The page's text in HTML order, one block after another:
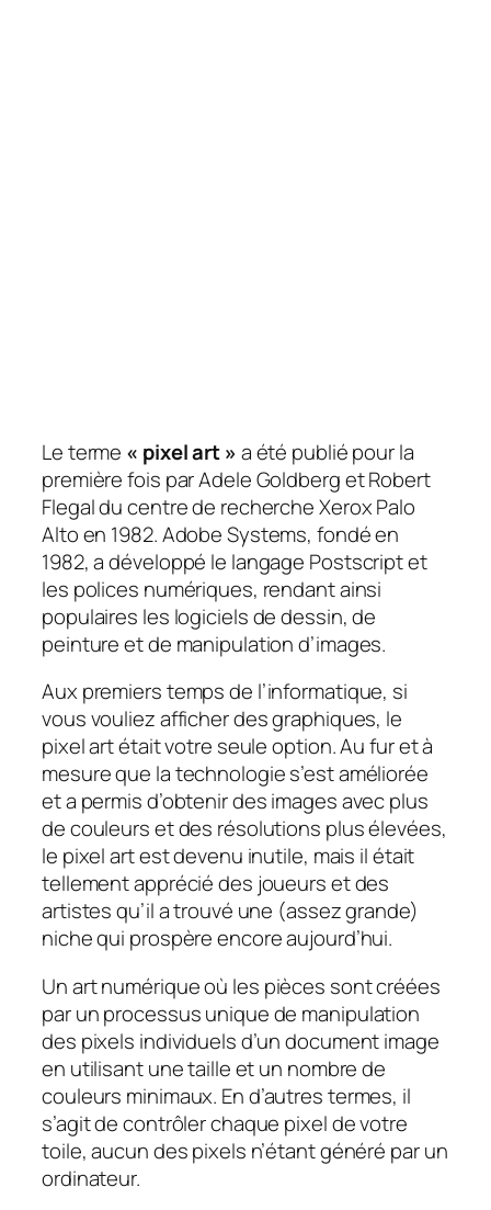
Le terme « pixel art » a été publié pour la
première fois par Adele Goldberg et Robert
Flegal du centre de recherche Xerox Palo
Alto en 1982. Adobe Systems, fondé en
1982, a développé le langage Postscript et
les polices numériques, rendant ainsi
populaires les logiciels de dessin, de
peinture et de manipulation d’images.
Aux premiers temps de l’informatique, si
vous vouliez afficher des graphiques, le
pixel art était votre seule option. Au fur et à
mesure que la technologie s’est améliorée
et a permis d’obtenir des images avec plus
de couleurs et des résolutions plus élevées,
le pixel art est devenu inutile, mais il était
tellement apprécié des joueurs et des
artistes qu’il a trouvé une (assez grande)
niche qui prospère encore aujourd’hui.
Un art numériqueoù les pièces sont créées
par un processus unique de manipulation
des pixels individuels d’un document image
en utilisant une taille et un nombre de
couleurs minimaux. En d’autres termes, il
s’agit de contrôler chaque pixel de votre
toile, aucun des pixels n’étant généré par un
ordinateur.